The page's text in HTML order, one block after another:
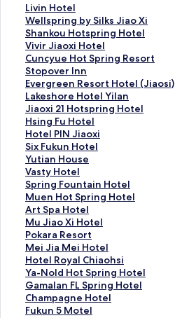
Livin Hotel
L
i
v
i
n
H
o
t
e
l
的
連
結
Wellspring by Silks Jiao Xi
W
e
l
l
s
p
r
i
n
g
b
y
S
i
l
k
s
J
i
a
o
X
i
的
Shankou Hotspring Hotel
S
h
a
n
k
o
u
H
o
t
s
p
r
i
n
g
H
o
t
e
l
的
連
Vivir Jiaoxi Hotel
V
i
v
i
r
J
i
a
o
x
i
H
o
t
e
l
的
連
結
Cuncyue Hot Spring Resort
C
u
n
c
y
u
e
H
o
t
S
p
r
i
n
g
R
e
s
o
r
Stopover Inn
S
t
o
p
o
v
e
r
I
n
n
的
連
結
Evergreen Resort Hotel (Jiaosi)
E
v
e
r
g
r
e
e
n
R
e
s
o
r
t
H
o
t
e
Lakeshore Hotel Yilan
L
a
k
e
s
h
o
r
e
H
o
t
e
l
Y
i
l
a
Jiaoxi 21 Hotspring Hotel
J
i
a
o
x
i
2
1
H
o
t
s
p
r
i
n
g
Hsing Fu Hotel
H
s
i
n
g
F
u
H
o
t
e
l
的
連
結
Hotel PIN Jiaoxi
H
o
t
e
l
P
I
N
J
i
a
o
x
i
的
Six Fukun Hotel
S
i
x
F
u
k
u
n
H
o
t
e
l
的
Yutian House
Y
u
t
i
a
n
H
o
u
s
e
的
連
Vasty Hotel
V
a
s
t
y
H
o
t
e
l
的
連
Spring Fountain Hotel
S
p
r
i
n
g
F
o
u
n
t
Muen Hot Spring Hotel
M
u
e
n
H
o
t
S
p
r
Art Spa Hotel
A
r
t
S
p
a
H
o
t
Mu Jiao Xi Hotel
M
u
J
i
a
o
X
i
Pokara Resort
P
o
k
a
r
a
R
Mei Jia Mei Hotel
M
e
i
J
i
a
Hotel Royal Chiaohsi
H
o
t
e
l
Ya-Nold Hot Spring Hotel
Y
a
-
N
Gamalan FL Spring Hotel
G
a
m
Champagne Hotel
C
h
Fukun 5 Motel
F